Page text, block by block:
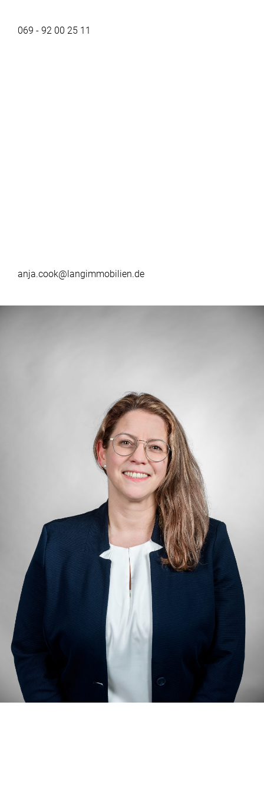
069 - 92 00 25 11
anja.cook@langimmobilien.de